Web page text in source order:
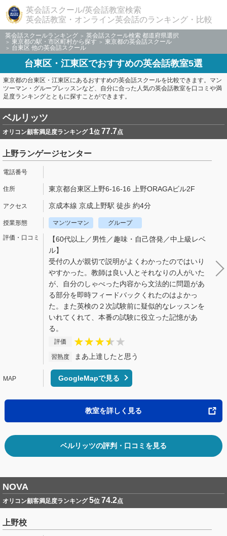
英会話スクール/英会話教室検索
英会話教室・オンライン英会話のランキング・比較
英会話スクールランキング
英会話スクール検索 都道府県選択
東京都の駅・市区町村から探す
東京都の英会話スクール
台東区 他の英会話スクール
台東区・江東区でおすすめの英会話教室5選
東京都の台東区・江東区にあるおすすめの英会話スクールを比較できます。マン
ツーマン・グループレッスンなど、自分に合った人気の英会話教室を口コミや満
足度ランキングとともに探すことができます。
ベルリッツ
オリコン顧客満足度ランキング 1位 77.7点
上野ランゲージセンター
東京都台東区上野6-16-16 上野ORAGAビル2F
京成本線 京成上野駅 徒歩 約4分
マンツーマン グループ
【60代以上／男性／趣味・自己啓発／中上級レベ
ル】
受付の人が親切で説明がよくわかったのではいり
やすかった。教師は良い人とそれなりの人がいた
が、自分のしゃべった内容から文法的に問題があ
る部分を即時フィードバックくれたのはよかっ
た。また英検の２次試験前に疑似的なレッスンを
いれてくれて、本番の試験に役立った記憶があ
る。
評価
習熟度 まあ上達したと思う
GoogleMapで見る
教室を詳しく見る
ベルリッツの評判・口コミを見る
NOVA
オリコン顧客満足度ランキング5位 74.2点
上野校